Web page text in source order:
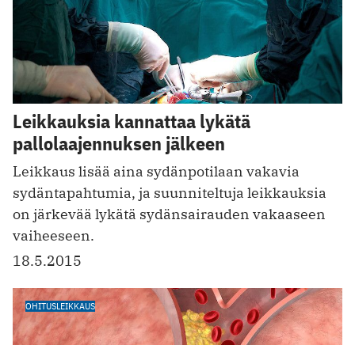
Leikkauksia kannattaa lykätä
pallolaajennuksen jälkeen
Leikkaus lisää aina sydänpotilaan vakavia
sydäntapahtumia, ja suunniteltuja leikkauksia
on järkevää lykätä sydänsairauden vakaaseen
vaiheeseen.
18.5.2015
OHITUSLEIKKAUS